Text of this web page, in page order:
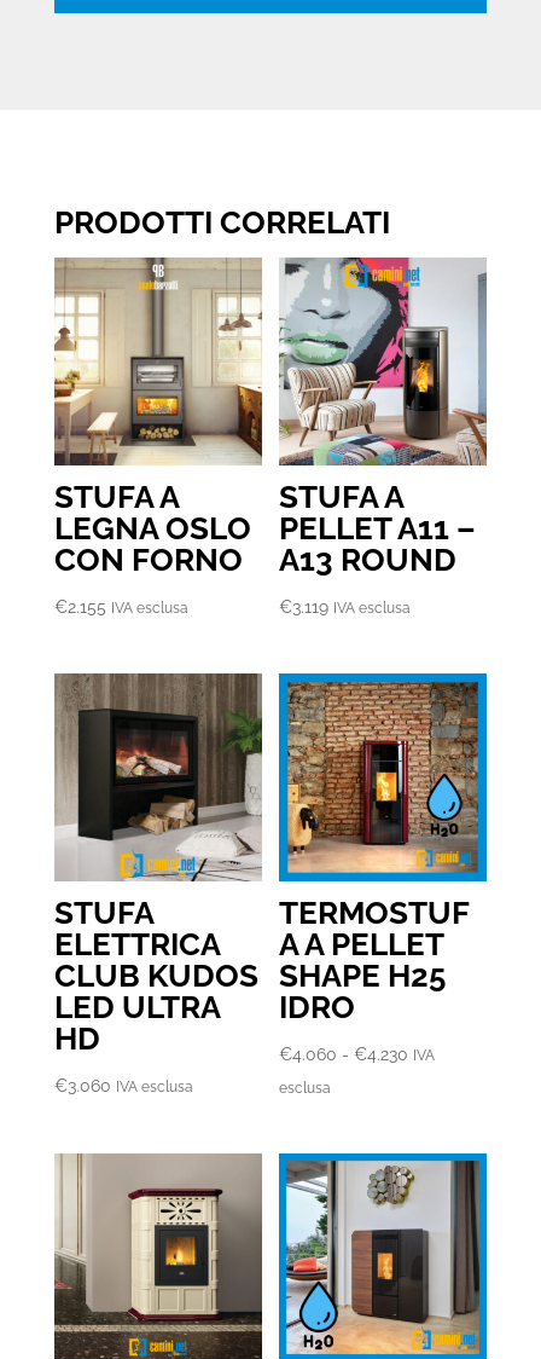
PRODOTTI CORRELATI
STUFA A
LEGNA OSLO
CON FORNO
€2.155 IVA esclusa
STUFA A
PELLET A11 –
A13 ROUND
€3.119 IVA esclusa
STUFA
ELETTRICA
CLUB KUDOS
LED ULTRA
HD
€3.060 IVA esclusa
TERMOSTUF
A A PELLET
SHAPE H25
IDRO
€4.060 - €4.230 Fascia
€4.060
IVA
esclusa